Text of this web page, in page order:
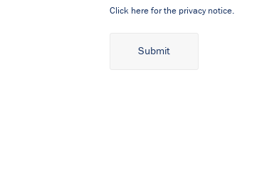
Click here for the privacy notice.